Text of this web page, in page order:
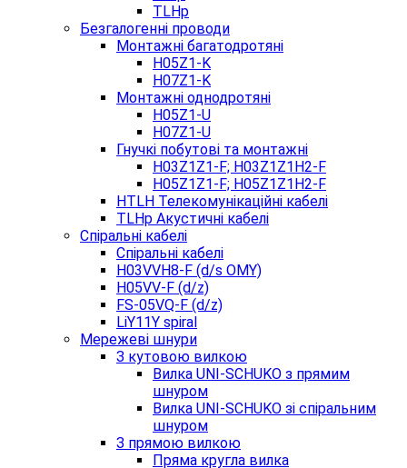
TLHp
Безгалогенні проводи
Монтажні багатодротяні
H05Z1-K
H07Z1-K
Монтажні однодротяні
H05Z1-U
H07Z1-U
Гнучкі побутові та монтажні
H03Z1Z1-F; H03Z1Z1H2-F
H05Z1Z1-F; H05Z1Z1H2-F
HTLH Телекомунікаційні кабелі
TLHp Акустичні кабелі
Спіральні кабелі
Спіральні кабелі
H03VVH8-F (d/s OMY)
H05VV-F (d/z)
FS-05VQ-F (d/z)
LiY11Y spiral
Мережеві шнури
З кутовою вилкою
Вилка UNI-SCHUKO з прямим
шнуром
Вилка UNI-SCHUKO зі спіральним
шнуром
З прямою вилкою
Пряма кругла вилка